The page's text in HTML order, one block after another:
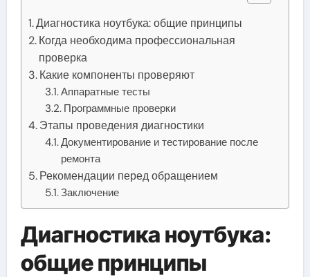
Диагностика ноутбука: общие принципы
Когда необходима профессиональная
проверка
Какие компоненты проверяют
Аппаратные тесты
Программные проверки
Этапы проведения диагностики
Документирование и тестирование после
ремонта
Рекомендации перед обращением
Заключение
Диагностика ноутбука:
общие принципы